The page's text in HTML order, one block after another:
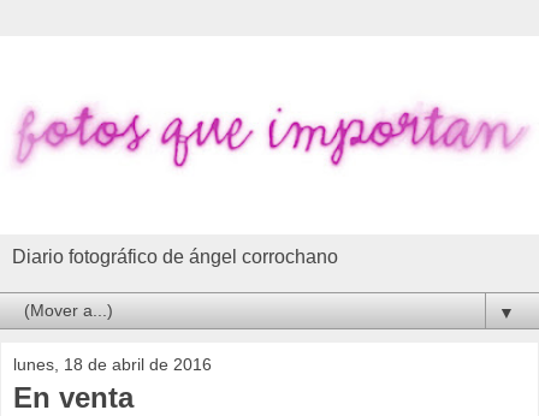
Diario fotográfico de ángel corrochano
▼
lunes, 18 de abril de 2016
En venta